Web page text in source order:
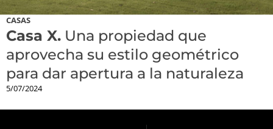
CASAS
Casa X. Una propiedad que
aprovecha su estilo geométrico
para dar apertura a la naturaleza
5/07/2024